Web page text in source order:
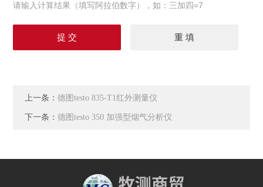
请输入计算结果（填写阿拉伯数字），如：三加四=7
上一条：德图testo 835-T1红外测量仪
下一条：德图testo 350 加强型烟气分析仪